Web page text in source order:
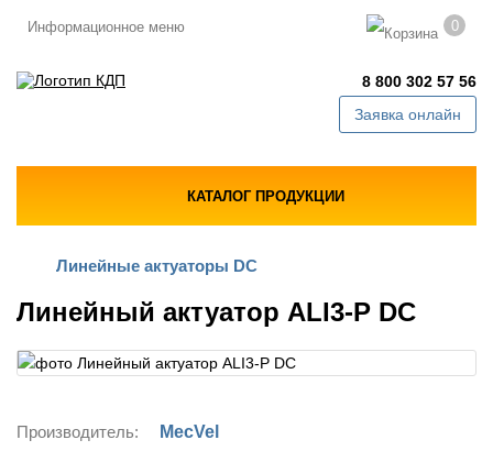
Информационное меню 0
8 800 302 57 56
Заявка онлайн
КАТАЛОГ ПРОДУКЦИИ
Линейные актуаторы DC
Линейный актуатор ALI3-P DC
Производитель: MecVel